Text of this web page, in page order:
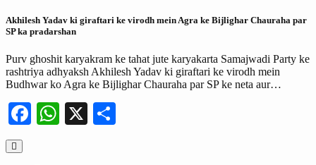
Akhilesh Yadav ki giraftari ke virodh mein Agra ke Bijlighar Chauraha par
SP ka pradarshan
Purv ghoshit karyakram ke tahat jute karyakarta Samajwadi Party ke
rashtriya adhyaksh Akhilesh Yadav ki giraftari ke virodh mein
Budhwar ko Agra ke Bijlighar Chauraha par SP ke neta aur…
Facebook
WhatsApp
X